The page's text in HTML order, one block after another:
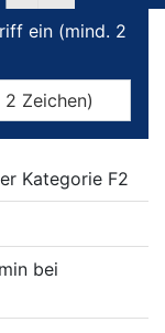
ein (mind. 2
Kategorie F2
bei